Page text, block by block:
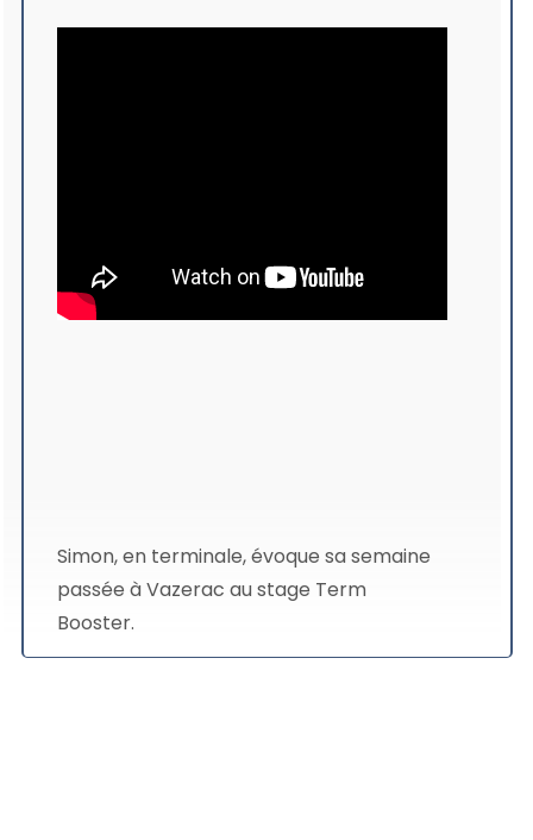
Simon, en terminale, évoque sa semaine
passée à Vazerac au stage Term
Booster.